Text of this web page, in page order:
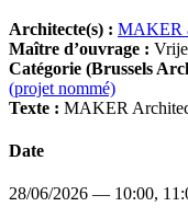
Architecte(s) : MAKER
Maître d’ouvrage :
Catégorie (Brussels
(projet nommé)
Texte : MAKER
Date
28/06/2026 — 10:00,